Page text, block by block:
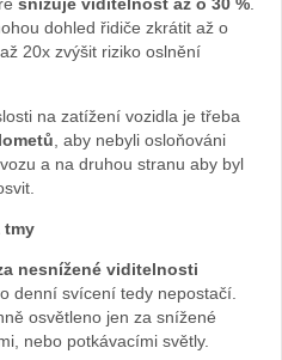
dohled řidiče zkrátit až o
20x zvýšit riziko oslnění
na zatížení vozidla je třeba
, aby nebyli osloňováni
a na druhou stranu aby byl
tmy
nesnížené viditelnosti
denní svícení tedy nepostačí.
osvětleno jen za snížené
nebo potkávacími světly.